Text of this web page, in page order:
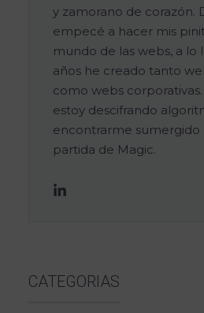
y zamorano de corazón.
empecé a hacer mis
mundo de las webs, a lo
años he creado tanto
como webs
estoy descifrando
encontrarme sumergido
partida de Magic.
CATEGORIAS